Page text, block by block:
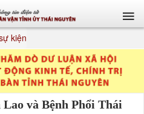
kiện
và Bệnh Phổi Thái